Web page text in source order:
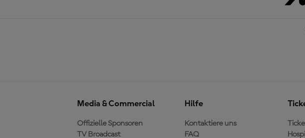
Media & Commercial
Offizielle Sponsoren
TV Broadcast
Hilfe
Kontaktiere uns
FAQ